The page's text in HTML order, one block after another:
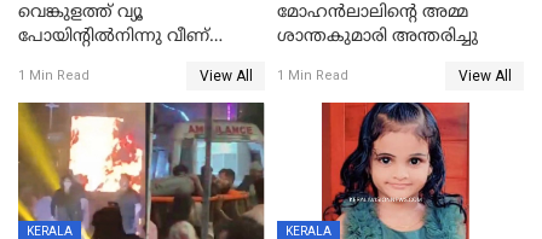
വെങ്കുളത്ത് വ്യൂ
പോയിന്റിൽനിന്നു വീണ്
1 Min Read View All
മോഹന്‍ലാലിന്‍റെ അമ്മ
ശാന്തകുമാരി അന്തരിച്ചു
1 Min Read View All
KERALA KERALA